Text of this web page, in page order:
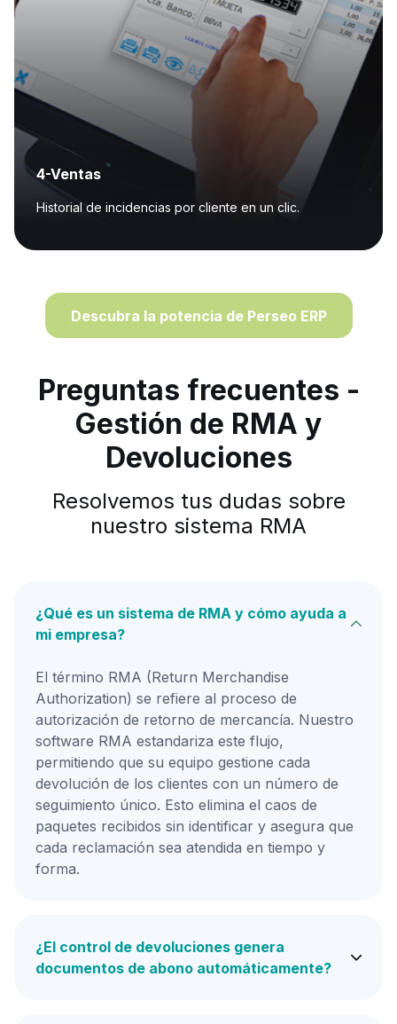
4-Ventas
Historial de incidencias por cliente en un clic.
Descubra la potencia de Perseo ERP
Preguntas frecuentes -
Gestión de RMA y
Devoluciones
Resolvemos tus dudas sobre
nuestro sistema RMA
¿Qué es un sistema de RMA y cómo ayuda a
mi empresa?
El término RMA (Return Merchandise
Authorization) se refiere al proceso de
autorización de retorno de mercancía. Nuestro
software RMA estandariza este flujo,
permitiendo que su equipo gestione cada
devolución de los clientes con un número de
seguimiento único. Esto elimina el caos de
paquetes recibidos sin identificar y asegura que
cada reclamación sea atendida en tiempo y
forma.
¿El control de devoluciones genera
documentos de abono automáticamente?